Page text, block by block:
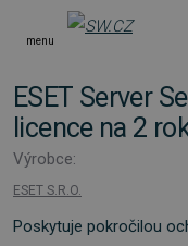
menu
ESET Server
licence na 2
Výrobce:
ESET S.R.O.
Poskytuje pokročilou